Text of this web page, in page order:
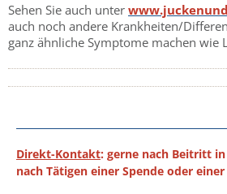
Sehen Sie auch unter
auch noch andere Krankheiten/
ganz ähnliche Symptome machen wie
Direkt-Kontakt: gerne nach Beitritt
nach Tätigen einer Spende oder